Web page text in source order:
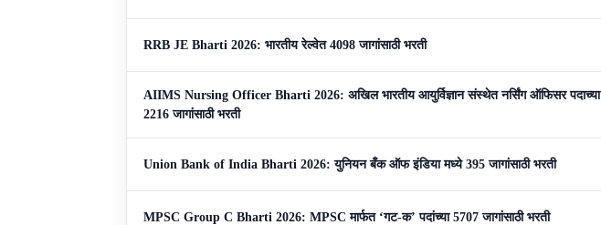
RRB JE Bharti 2026: भारतीय रेल्वेत 4098 जागांसाठी भरती
AIIMS Nursing Officer Bharti 2026: अखिल भारतीय आयुर्विज्ञान संस्थेत नर्सिंग ऑफिसर पदाच्या
2216 जागांसाठी भरती
Union Bank of India Bharti 2026: युनियन बँक ऑफ इंडिया मध्ये 395 जागांसाठी भरती
MPSC Group C Bharti 2026: MPSC मार्फत ‘गट-क’ पदांच्या 5707 जागांसाठी भरती